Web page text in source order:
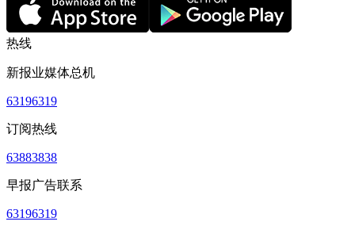
热线
新报业媒体总机
63196319
订阅热线
63883838
早报广告联系
63196319